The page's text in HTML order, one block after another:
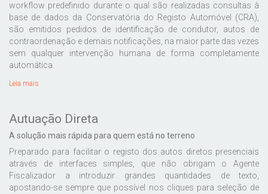
workflow predefinido durante o qual são realizadas consultas à
base de dados da Conservatória do Registo Automóvel (CRA),
são emitidos pedidos de identificação de condutor, autos de
contraordenação e demais notificações, na maior parte das vezes
sem qualquer intervenção humana de forma completamente
automática.
Leia mais
Autuação Direta
A solução mais rápida para quem está no terreno
Preparado para facilitar o registo dos autos diretos presenciais
através de interfaces simples, que não obrigam o Agente
Fiscalizador a introduzir grandes quantidades de texto,
apostando-se sempre que possível nos cliques para seleção de